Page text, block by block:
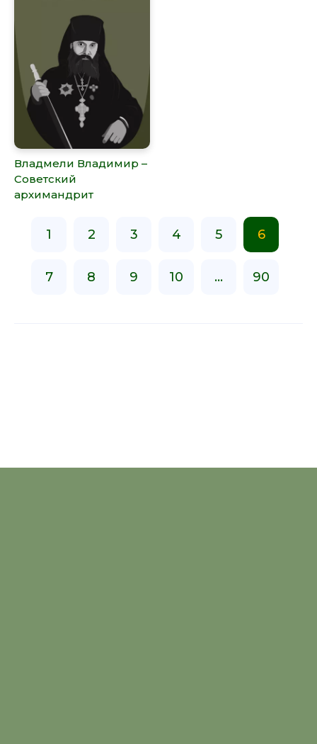
Владмели Владимир –
Советский
архимандрит
1 2 3 4 5 6
7 8 9 10 ... 90